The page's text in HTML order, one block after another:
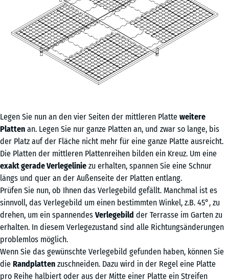
Legen Sie nun an den vier Seiten der mittleren Platte weitere
Platten an. Legen Sie nur ganze Platten an, und zwar so lange, bis
der Platz auf der Fläche nicht mehr für eine ganze Platte ausreicht.
Die Platten der mittleren Plattenreihen bilden ein Kreuz. Um eine
exakt gerade Verlegelinie zu erhalten, spannen Sie eine Schnur
längs und quer an der Außenseite der Platten entlang.
Prüfen Sie nun, ob Ihnen das Verlegebild gefällt. Manchmal ist es
sinnvoll, das Verlegebild um einen bestimmten Winkel, z.B. 45°, zu
drehen, um ein spannendes Verlegebild der Terrasse im Garten zu
erhalten. In diesem Verlegezustand sind alle Richtungsänderungen
problemlos möglich.
Wenn Sie das gewünschte Verlegebild gefunden haben, können Sie
die Randplatten zuschneiden. Dazu wird in der Regel eine Platte
pro Reihe halbiert oder aus der Mitte einer Platte ein Streifen